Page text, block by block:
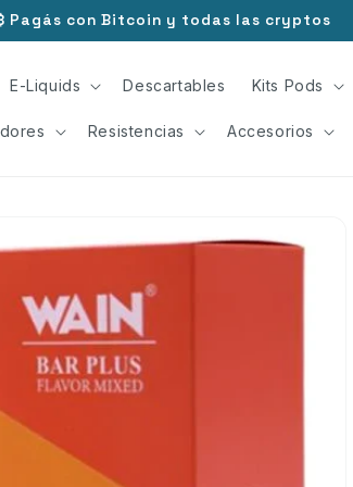
Pagás con Bitcoin y todas las cryptos
E-Liquids Descartables Kits Pods
Resistencias Accesorios